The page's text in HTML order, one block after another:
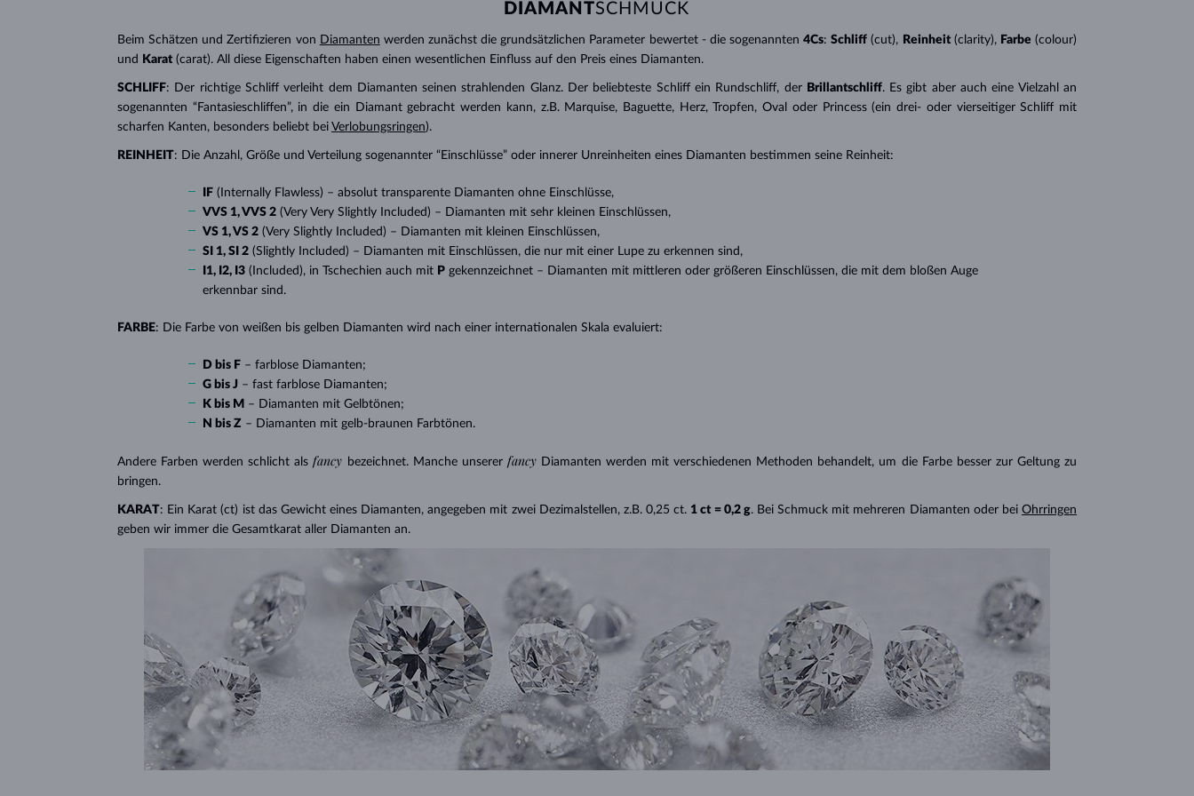
DIAMANTSCHMUCK
Beim Schätzen und Zertifizieren von Diamanten werden zunächst die grundsätzlichen Parameter bewertet - die sogenannten 4Cs: Schliff (cut), Reinheit (clarity), Farbe (colour)
und
Karat (carat). All diese Eigenschaften haben einen wesentlichen Einfluss auf den Preis eines Diamanten.
SCHLIFF: Der richtige Schliff verleiht dem Diamanten seinen strahlenden Glanz. Der beliebteste Schliff ein Rundschliff, der Brillantschliff. Es gibt aber auch eine Vielzahl an
sogenannten “Fantasieschliffen”, in die ein Diamant gebracht werden kann, z.B. Marquise, Baguette, Herz, Tropfen, Oval oder Princess (ein drei- oder vierseitiger Schliff mit
scharfen Kanten, besonders beliebt bei Verlobungsringen).
REINHEIT: Die Anzahl, Größe und Verteilung sogenannter “Einschlüsse” oder innerer Unreinheiten eines Diamanten bestimmen seine Reinheit:
IF (Internally Flawless) – absolut transparente Diamanten ohne Einschlüsse,
VVS 1, VVS 2 (Very Very Slightly Included) – Diamanten mit sehr kleinen Einschlüssen,
VS 1, VS 2 (Very Slightly Included) – Diamanten mit kleinen Einschlüssen,
SI 1, SI 2 (Slightly Included) – Diamanten mit Einschlüssen, die nur mit einer Lupe zu erkennen sind,
I1, I2, I3 (Included), in Tschechien auch mit P gekennzeichnet – Diamanten mit mittleren oder größeren Einschlüssen, die mit dem bloßen Auge
erkennbar sind.
FARBE: Die Farbe von weißen bis gelben Diamanten wird nach einer internationalen Skala evaluiert:
D bis F – farblose Diamanten;
G bis J – fast farblose Diamanten;
K bis M – Diamanten mit Gelbtönen;
N bis Z – Diamanten mit gelb-braunen Farbtönen.
Andere Farben werden schlicht als fancy bezeichnet. Manche unserer fancy Diamanten werden mit verschiedenen Methoden behandelt, um die Farbe besser zur Geltung zu
bringen.
KARAT: Ein Karat (ct) ist das Gewicht eines Diamanten, angegeben mit zwei Dezimalstellen, z.B. 0,25 ct. 1 ct = 0,2 g. Bei Schmuck mit mehreren Diamanten oder bei Ohrringen
geben wir immer die Gesamtkarat aller Diamanten an.